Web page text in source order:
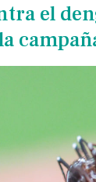
el